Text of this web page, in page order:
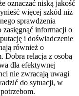
oznaczać niską jakość
więcej szkód niż
sprawdzenia
informacji o
i doświadczenie
również o
Dobra relacja z osobą
dla efektywnej
nie zwracają uwagi
do sytuacji, w